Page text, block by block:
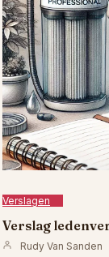
Verslagen
Verslag
Rudy Van Sanden